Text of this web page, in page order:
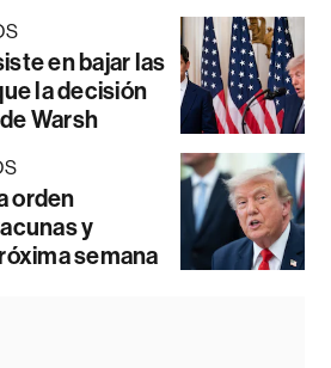
en bajar las
la decisión
Warsh
orden
y
semana